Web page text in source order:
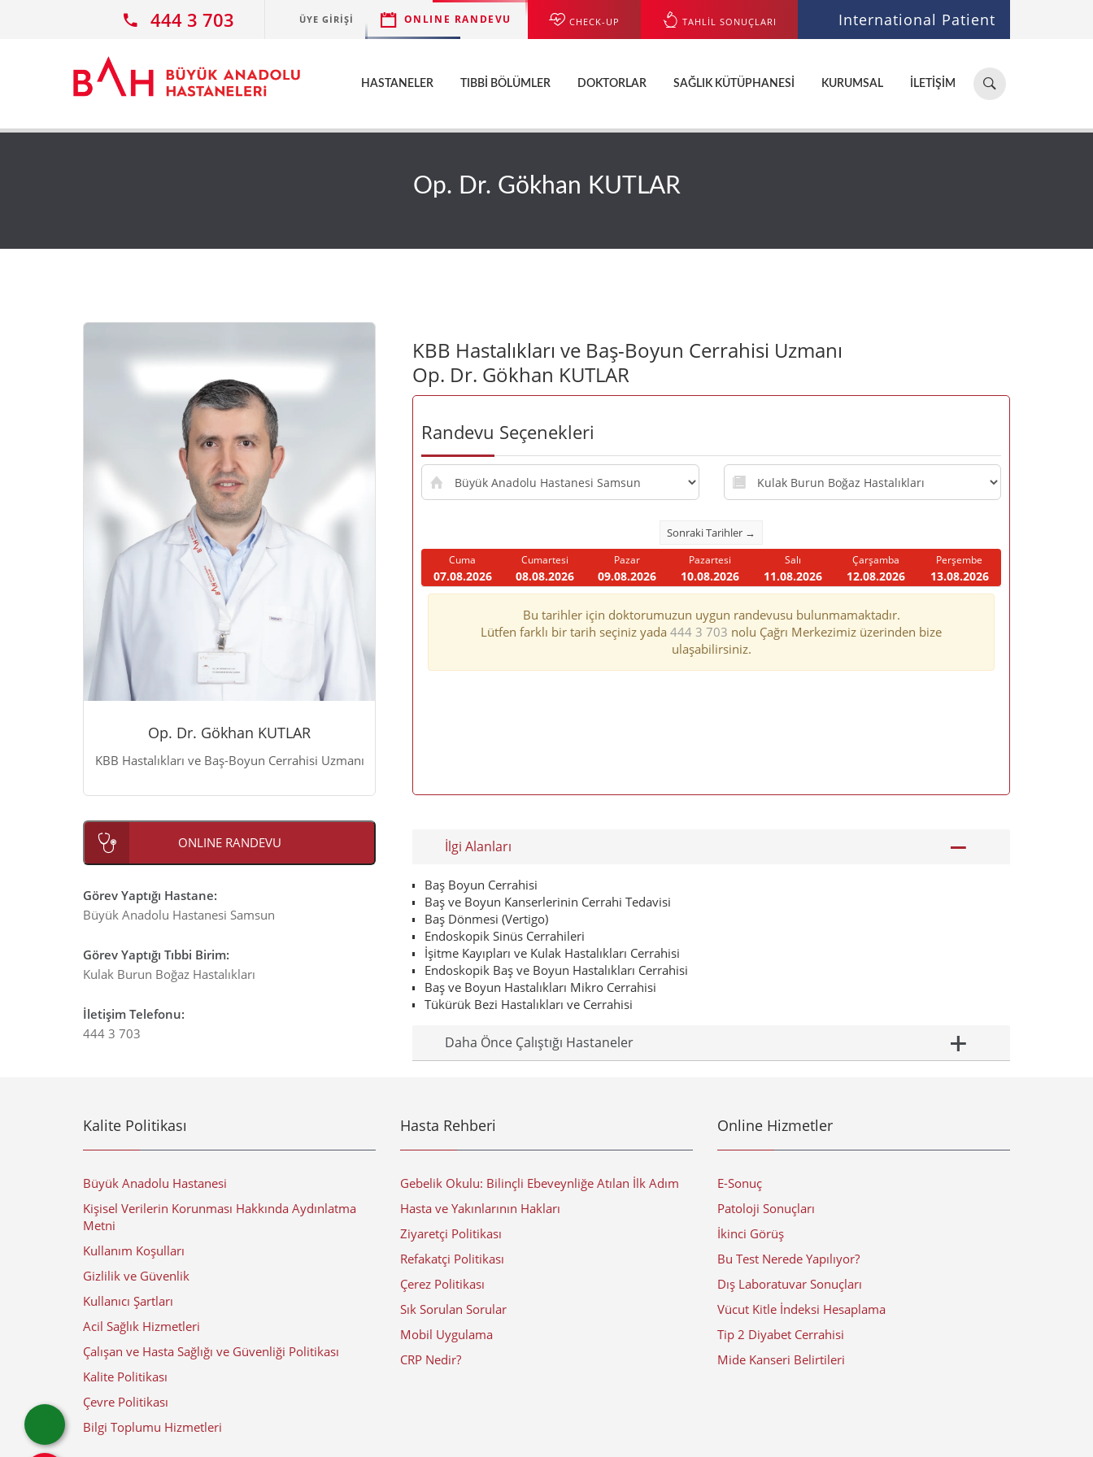
444 3 703 ÜYE GIRIŞI ONLINE RANDEVU CHECK-UP TAHLİL SONUÇLARI International Patient
Hastane,
doktor,
ara...
HASTANELER TIBBI BÖLÜMLER DOKTORLAR SAĞLIK KÜTÜPHANESI KURUMSAL İLETIŞIM
Op. Dr. Gökhan KUTLAR
Op. Dr. Gökhan KUTLAR
KBB Hastalıkları ve Baş-Boyun Cerrahisi Uzmanı
ONLINE RANDEVU
Görev Yaptığı Hastane:
Büyük Anadolu Hastanesi Samsun
Görev Yaptığı Tıbbi Birim:
Kulak Burun Boğaz Hastalıkları
İletişim Telefonu:
444 3 703
KBB Hastalıkları ve Baş-Boyun Cerrahisi Uzmanı
Op. Dr. Gökhan KUTLAR
Randevu Seçenekleri
Randevu
hastanesi
Randevu
bolumu
Sonraki Tarihler →
Doktor
Cuma
07.08.2026
Cumartesi
08.08.2026
Pazar
09.08.2026
Pazartesi
10.08.2026
Salı
11.08.2026
Çarşamba
12.08.2026
Perşembe
13.08.2026
Bu tarihler için doktorumuzun uygun randevusu bulunmamaktadır.
Lütfen farklı bir tarih seçiniz yada 444 3 703 nolu Çağrı Merkezimiz üzerinden bize
ulaşabilirsiniz.
İlgi Alanları
Baş Boyun Cerrahisi
Baş ve Boyun Kanserlerinin Cerrahi Tedavisi
Baş Dönmesi (Vertigo)
Endoskopik Sinüs Cerrahileri
İşitme Kayıpları ve Kulak Hastalıkları Cerrahisi
Endoskopik Baş ve Boyun Hastalıkları Cerrahisi
Baş ve Boyun Hastalıkları Mikro Cerrahisi
Tükürük Bezi Hastalıkları ve Cerrahisi
Daha Önce Çalıştığı Hastaneler
Kalite Politikası
Büyük Anadolu Hastanesi
Kişisel Verilerin Korunması Hakkında Aydınlatma
Metni
Kullanım Koşulları
Gizlilik ve Güvenlik
Kullanıcı Şartları
Acil Sağlık Hizmetleri
Çalışan ve Hasta Sağlığı ve Güvenliği Politikası
Kalite Politikası
Çevre Politikası
Bilgi Toplumu Hizmetleri
Hasta Rehberi
Gebelik Okulu: Bilinçli Ebeveynliğe Atılan İlk Adım
Hasta ve Yakınlarının Hakları
Ziyaretçi Politikası
Refakatçi Politikası
Çerez Politikası
Sık Sorulan Sorular
Mobil Uygulama
CRP Nedir?
Online Hizmetler
E-Sonuç
Patoloji Sonuçları
İkinci Görüş
Bu Test Nerede Yapılıyor?
Dış Laboratuvar Sonuçları
Vücut Kitle İndeksi Hesaplama
Tip 2 Diyabet Cerrahisi
Mide Kanseri Belirtileri